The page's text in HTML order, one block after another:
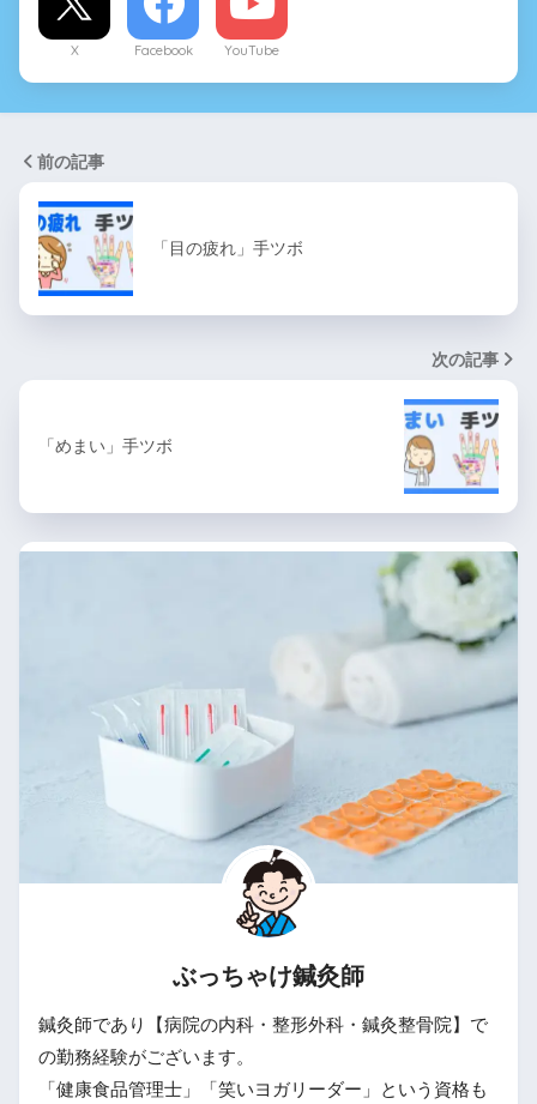
X Facebook YouTube
前の記事
「目の疲れ」手ツボ
次の記事
「めまい」手ツボ
ぶっちゃけ鍼灸師
鍼灸師であり【病院の内科・整形外科・鍼灸整骨院】で
の勤務経験がございます。
「健康食品管理士」「笑いヨガリーダー」という資格も